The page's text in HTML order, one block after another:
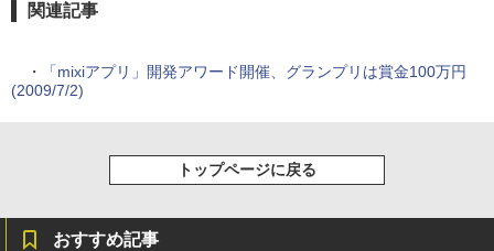
関連記事
・
「mixiアプリ」開発アワード開催、グランプリは賞金100万円
(2009/7/2)
トップページに戻る
おすすめ記事